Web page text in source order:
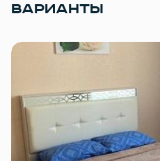
ВАРИАНТЫ